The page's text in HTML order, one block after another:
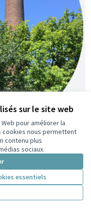
sur le site web
pour améliorer la
cookies nous permettent
contenu plus
sociaux.
essentiels
!